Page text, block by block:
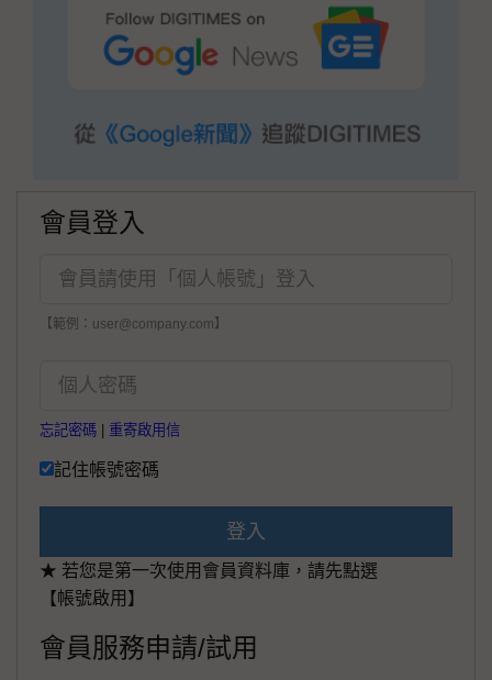
會員登入
【範例：user@company.com】
忘記密碼 重寄啟用信
記住帳號密碼
登入
★ 若您是第一次使用會員資料庫，請先點選
【帳號啟用】
會員服務申請/試用